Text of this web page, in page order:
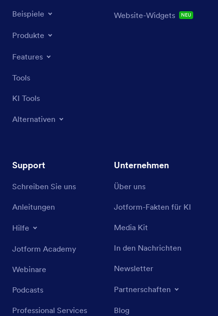
Beispiele
Produkte
Features
Tools
KI Tools
Alternativen
Website-Widgets NEU
Support
Schreiben Sie uns
Anleitungen
Hilfe
Jotform Academy
Webinare
Podcasts
Professional Services
Unternehmen
Über uns
Jotform-Fakten für KI
Media Kit
In den Nachrichten
Newsletter
Partnerschaften
Blog